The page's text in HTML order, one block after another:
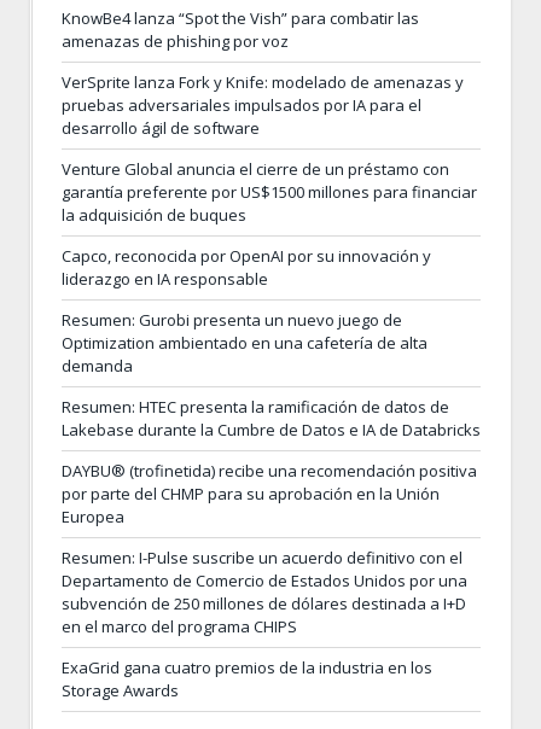
KnowBe4 lanza “Spot the Vish” para combatir las
amenazas de phishing por voz
VerSprite lanza Fork y Knife: modelado de amenazas y
pruebas adversariales impulsados por IA para el
desarrollo ágil de software
Venture Global anuncia el cierre de un préstamo con
garantía preferente por US$1500 millones para financiar
la adquisición de buques
Capco, reconocida por OpenAI por su innovación y
liderazgo en IA responsable
Resumen: Gurobi presenta un nuevo juego de
Optimization ambientado en una cafetería de alta
demanda
Resumen: HTEC presenta la ramificación de datos de
Lakebase durante la Cumbre de Datos e IA de Databricks
DAYBU® (trofinetida) recibe una recomendación positiva
por parte del CHMP para su aprobación en la Unión
Europea
Resumen: I-Pulse suscribe un acuerdo definitivo con el
Departamento de Comercio de Estados Unidos por una
subvención de 250 millones de dólares destinada a I+D
en el marco del programa CHIPS
ExaGrid gana cuatro premios de la industria en los
Storage Awards